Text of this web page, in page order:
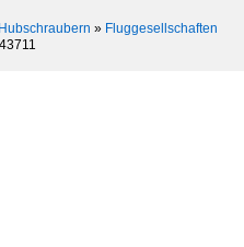
» Fluggesellschaften